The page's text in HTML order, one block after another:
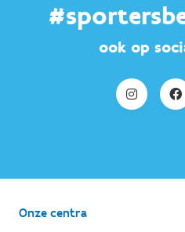
ook op
Onze centra